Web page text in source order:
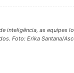
inteligência, as equipes
Foto: Erika Santana/